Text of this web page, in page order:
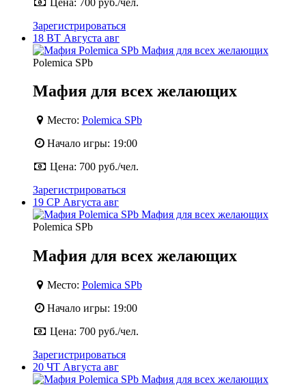
Зарегистрироваться
18 ВТ Августа авг
Polemica SPb
Мафия для всех желающих
Место: Polemica SPb
Начало игры: 19:00
Цена: 700 руб./чел.
Зарегистрироваться
19 СР Августа авг
Polemica SPb
Мафия для всех желающих
Место: Polemica SPb
Начало игры: 19:00
Цена: 700 руб./чел.
Зарегистрироваться
20 ЧТ Августа авг